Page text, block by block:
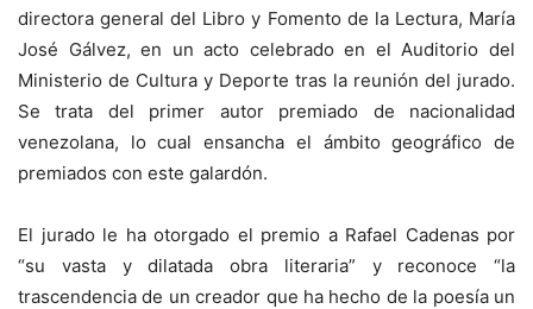
directora general del Libro y Fomento de la Lectura, María
José Gálvez, en un acto celebrado en el Auditorio del
Ministerio de Cultura y Deporte tras la reunión del jurado.
Se trata del primer autor premiado de nacionalidad
venezolana, lo cual ensancha el ámbito geográfico de
premiados con este galardón.
El jurado le ha otorgado el premio a Rafael Cadenas por
“su vasta y dilatada obra literaria” y reconoce “la
trascendencia de un creador que ha hecho de la poesía un